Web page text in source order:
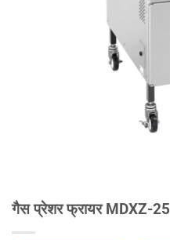
गैस प्रेशर फ्रायर MDXZ-25